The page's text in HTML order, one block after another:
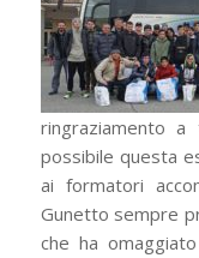
ringraziamento
possibile questa
ai formatori
Gunetto sempre
che ha